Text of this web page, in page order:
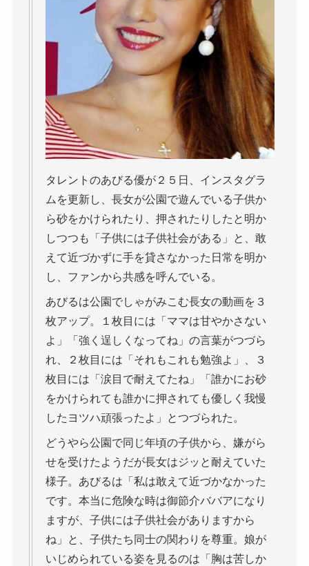
タレントのあびる優が２５日、インスタグラ
ムを更新し、長女が公園で遊んでいる子供か
ら砂をかけられたり、押されたりしたと明か
しつつも「子供には子供社会がある」と、敢
えて近づかずに手を貸さなかった日常を明か
し、ファンから共感を呼んでいる。
あびるは公園でしゃがみこむ長女の動画を３
枚アップ。１枚目には「ママは甘やかさない
よ」「強く逞しくなってね」の言葉がつづら
れ、２枚目には「それもこれも勉強よ」、３
枚目には「涙目で耐えてたね」「誰かにお砂
をかけられても誰かに押されても優しく我慢
したヨツハ頑張ったよ」とつづられた。
どうやら公園で同じ年頃の子供から、嫌がら
せを受けたようだが長女はジッと耐えていた
様子。あびるは「私は敢えて近づかなかった
です。本当に危険な時は御節介ババアになり
ますが、子供には子供社会がありますから
ね」と、子供たち同士の関わりを尊重。娘が
いじめられている姿を見るのは「胸は苦しか